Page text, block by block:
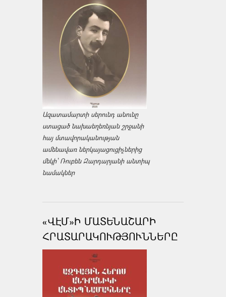
Ազատամարտի սերունդ անունը
ստացած նախաեղեռնյան շրջանի
հայ մտավորականության
ամենավառ ներկայացուցիչներից
մեկի՝ Ռուբեն Զարդարյանի անտիպ
նամակներ
«ՎԷՄ»Ի ՄԱՏԵՆԱՇԱՐԻ
ՀՐԱՏԱՐԱԿՈՒԹՅՈՒՆՆԵՐԸ